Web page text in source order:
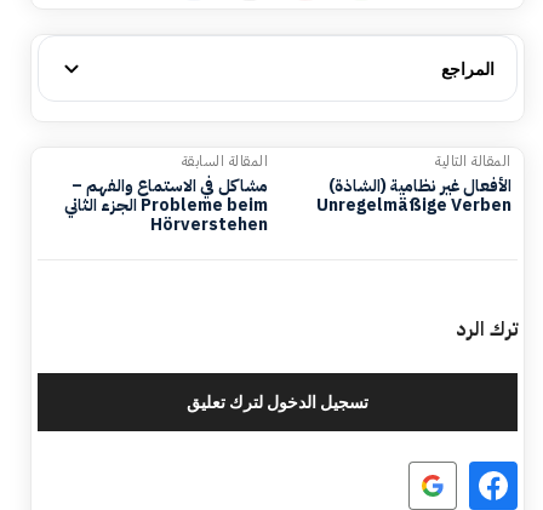
المراجع
المقالة السابقة
مشاكل في الاستماع والفهم –
الجزء الثاني Probleme beim
Hörverstehen
المقالة التالية
الأفعال غير نظامية (الشاذة)
Unregelmäßige Verben
ترك الرد
تسجيل الدخول لترك تعليق